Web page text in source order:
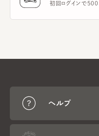
初回ログインで500
ヘルプ